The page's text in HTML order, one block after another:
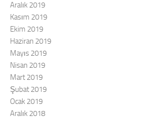
Aralık 2019
Kasım 2019
Ekim 2019
Haziran 2019
Mayıs 2019
Nisan 2019
Mart 2019
Şubat 2019
Ocak 2019
Aralık 2018